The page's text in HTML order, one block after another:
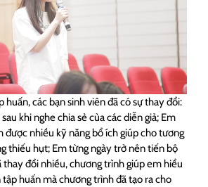
huấn, các bạn sinh viên đã có sự thay đổi:
khi nghe chia sẻ của các diễn giả; Em
nhiều kỹ năng bổ ích giúp cho tương
thiếu hụt; Em từng ngày trở nên tiến bộ
thay đổi nhiều, chương trình giúp em hiểu
huấn mà chương trình đã tạo ra cho